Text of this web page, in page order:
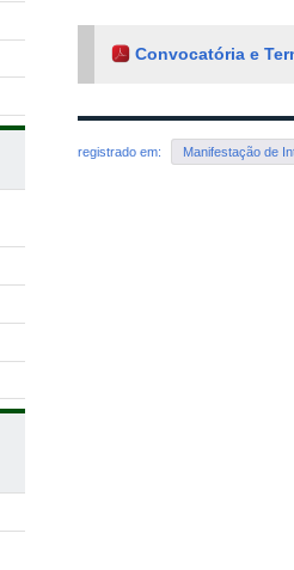
Convocatória e
registrado em: Manifestação de